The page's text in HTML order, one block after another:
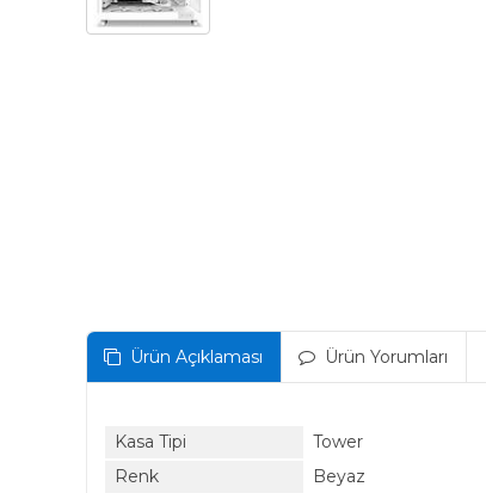
Ürün Açıklaması Ürün Yorumları
Kasa Tipi
Tower
Renk
Beyaz